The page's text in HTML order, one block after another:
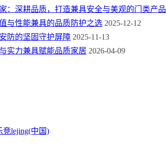
：深耕品质，打造兼具安全与美观的门类产品
与性能兼具的品质防护之选 2025-12-12
防的坚固守护屏障 2025-11-13
实力兼具赋能品质家居 2026-04-09
竞lejing(中国)